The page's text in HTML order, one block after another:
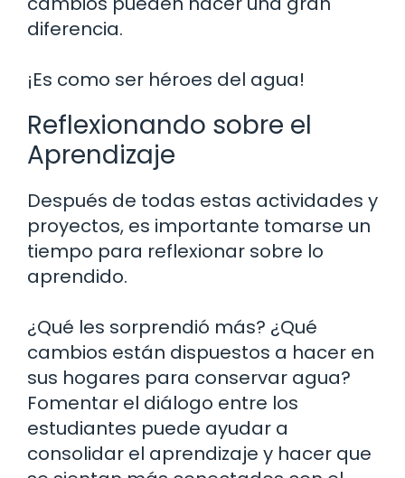
diferencia.
¡Es como ser héroes del agua!
Reflexionando sobre el
Aprendizaje
Después de todas estas actividades y
proyectos, es importante tomarse un
tiempo para reflexionar sobre lo
aprendido.
¿Qué les sorprendió más? ¿Qué
cambios están dispuestos a hacer en
sus hogares para conservar agua?
Fomentar el diálogo entre los
estudiantes puede ayudar a
consolidar el aprendizaje y hacer que